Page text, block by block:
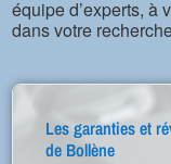
équipe d’experts, à
dans votre
Les garanties et
de Bollène